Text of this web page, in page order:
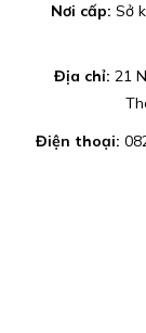
Nơi cấp: Sở
Địa chỉ: 21
Điện thoại: